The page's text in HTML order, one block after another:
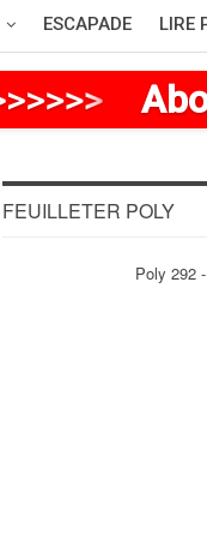
ESCAPADE LIRE
>>>>>
FEUILLETER POLY
Poly 292